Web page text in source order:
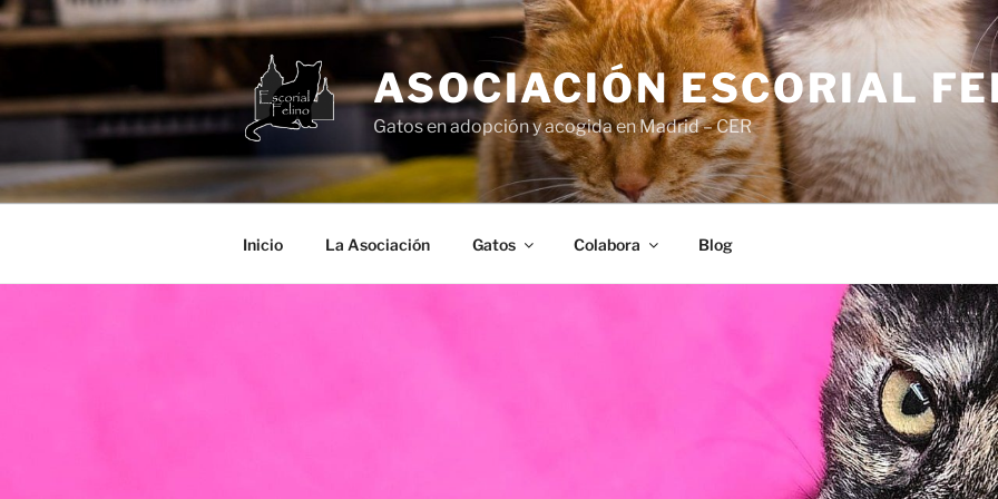
Saltar
al
ASOCIACIÓN ESCORIAL
Gatos en adopción y acogida en Madrid – CER
Inicio La Asociación Gatos Colabora Blog